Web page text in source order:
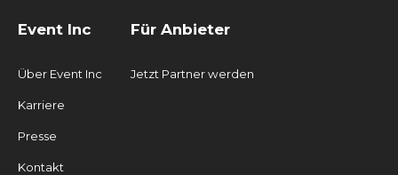
Event Inc
Über Event Inc
Karriere
Presse
Kontakt
Für Anbieter
Jetzt Partner werden